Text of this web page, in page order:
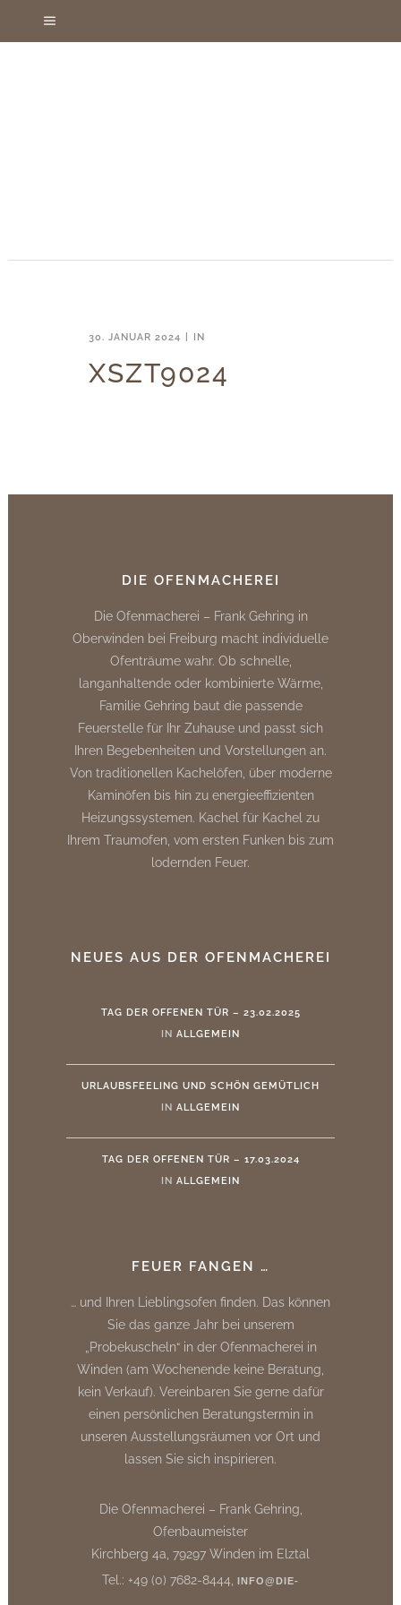
30. JANUAR 2024 IN
XSZT9024
DIE OFENMACHEREI
Die Ofenmacherei – Frank Gehring in
Oberwinden bei Freiburg macht individuelle
Ofenträume wahr. Ob schnelle,
langanhaltende oder kombinierte Wärme,
Familie Gehring baut die passende
Feuerstelle für Ihr Zuhause und passt sich
Ihren Begebenheiten und Vorstellungen an.
Von traditionellen Kachelöfen, über moderne
Kaminöfen bis hin zu energieeffizienten
Heizungssystemen. Kachel für Kachel zu
Ihrem Traumofen, vom ersten Funken bis zum
lodernden Feuer.
NEUES AUS DER OFENMACHEREI
TAG DER OFFENEN TÜR – 23.02.2025
IN ALLGEMEIN
URLAUBSFEELING UND SCHÖN GEMÜTLICH
IN ALLGEMEIN
TAG DER OFFENEN TÜR – 17.03.2024
IN ALLGEMEIN
FEUER FANGEN …
… und Ihren Lieblingsofen finden. Das können
Sie das ganze Jahr bei unserem
„Probekuscheln“ in der Ofenmacherei in
Winden (am Wochenende keine Beratung,
kein Verkauf). Vereinbaren Sie gerne dafür
einen persönlichen Beratungstermin in
unseren Ausstellungsräumen vor Ort und
lassen Sie sich inspirieren.
Die Ofenmacherei – Frank Gehring,
Ofenbaumeister
Kirchberg 4a, 79297 Winden im Elztal
Tel.: +49 (0) 7682-8444,
INFO@DIE-